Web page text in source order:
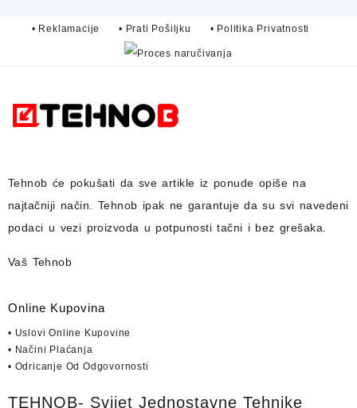
• Reklamacije • Prati Pošiljku • Politika Privatnosti
Tehnob će pokušati da sve artikle iz ponude opiše na
najtačniji način. Tehnob ipak ne garantuje da su svi navedeni
podaci u vezi proizvoda u potpunosti tačni i bez grešaka.
Vaš Tehnob
Online Kupovina
• Uslovi Online Kupovine
• Načini Plaćanja
• Odricanje Od Odgovornosti
TEHNOB- Svijet Jednostavne Tehnike